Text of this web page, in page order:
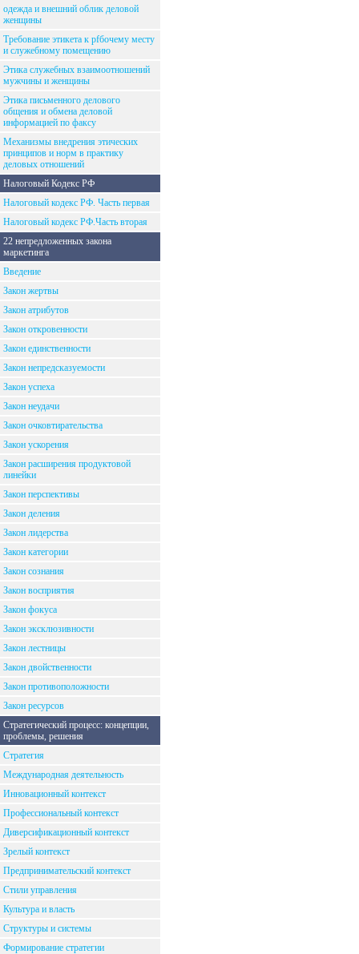
одежда и внешний облик деловой
женщины
Требование этикета к рfбочему месту
и служебному помещению
Этика служебных взаимоотношений
мужчины и женщины
Этика письменного делового
общения и обмена деловой
информацией по факсу
Механизмы внедрения этических
принципов и норм в практику
деловых отношений
Налоговый Кодекс РФ
Налоговый кодекс РФ. Часть первая
Налоговый кодекс РФ.Часть вторая
22 непредложенных закона
маркетинга
Введение
Закон жертвы
Закон атрибутов
Закон откровенности
Закон единственности
Закон непредсказуемости
Закон успеха
Закон неудачи
Закон очковтирательства
Закон ускорения
Закон расширения продуктовой
линейки
Закон перспективы
Закон деления
Закон лидерства
Закон категории
Закон сознания
Закон восприятия
Закон фокуса
Закон эксклюзивности
Закон лестницы
Закон двойственности
Закон противоположности
Закон ресурсов
Стратегический процесс: концепции,
проблемы, решения
Стратегия
Международная деятельность
Инновационный контекст
Профессиональный контекст
Диверсификационный контекст
Зрелый контекст
Предпринимательский контекст
Стили управления
Культура и власть
Структуры и системы
Формирование стратегии